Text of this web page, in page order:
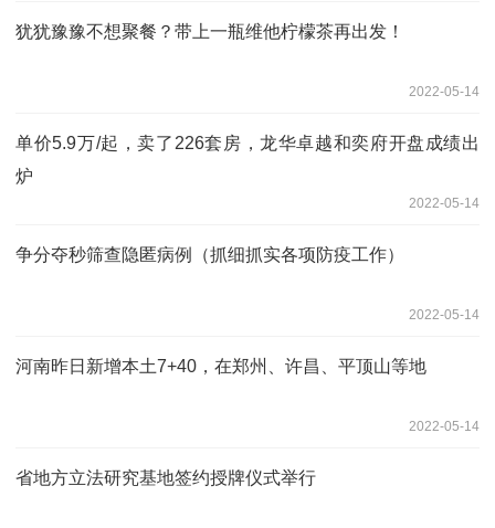
犹犹豫豫不想聚餐？带上一瓶维他柠檬茶再出发！
2022-05-14
单价5.9万/起，卖了226套房，龙华卓越和奕府开盘成绩出
炉
2022-05-14
争分夺秒筛查隐匿病例（抓细抓实各项防疫工作）
2022-05-14
河南昨日新增本土7+40，在郑州、许昌、平顶山等地
2022-05-14
省地方立法研究基地签约授牌仪式举行